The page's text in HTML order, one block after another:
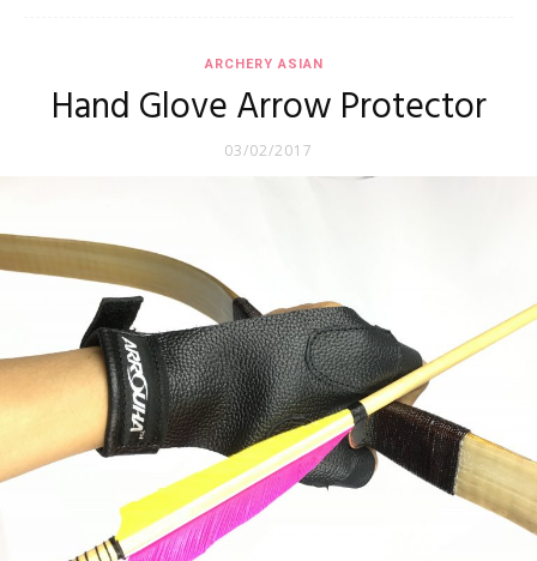
ARCHERY ASIAN
Hand Glove Arrow Protector
03/02/2017